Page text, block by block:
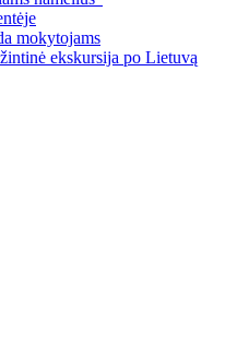
mokytojams
ekskursija po Lietuvą